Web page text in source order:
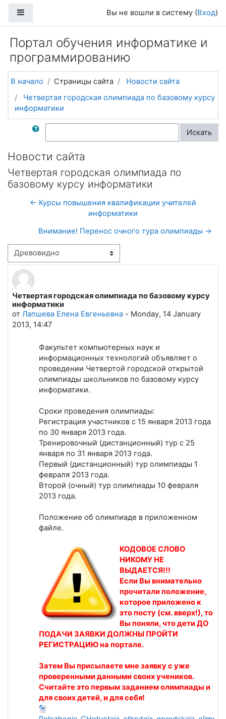
Вы не вошли в систему (Вход)
Портал обучения информатике и
программированию
В начало Страницы сайта
Новости сайта
Четвертая городская олимпиада по базовому курсу
информатики
Поиск по форумам Искать
Новости сайта
Четвертая городская олимпиада по
базовому курсу информатики
← Курсы повышения квалификации учителей
информатики
Внимание! Перенос очного тура олимпиады →
Режим отображения
Четвертая городская олимпиада по базовому курсу
информатики
от Лапшева Елена Евгеньевна - Monday, 14 January
2013, 14:47
Количество ответов: 12
Факультет компьютерных наук и
информационных технологий объявляет о
проведении Четвертой городской открытой
олимпиады школьников по базовому курсу
информатики.
Сроки проведения олимпиады:
Регистрация участников с 15 января 2013 года
по 30 января 2013 года.
Тренировочный (дистанционный) тур с 25
января по 31 января 2013 года.
Первый (дистанционный) тур олимпиады 1
февраля 2013 года.
Второй (очный) тур олимпиады 10 февраля
2013 года.
Положение об олимпиаде в приложенном
файле.
КОДОВОЕ СЛОВО
НИКОМУ НЕ
ВЫДАЕТСЯ!!!
Если Вы внимательно
прочитали положение,
которое приложено к
это посту (см. вверх!), то
Вы поняли, что дети ДО
ПОДАЧИ ЗАЯВКИ ДОЛЖНЫ ПРОЙТИ
РЕГИСТРАЦИЮ на портале.
Затем Вы присылаете мне заявку с уже
проверенными данными своих учеников.
Считайте это первым заданием олимпиады и
для своих детей, и для себя!